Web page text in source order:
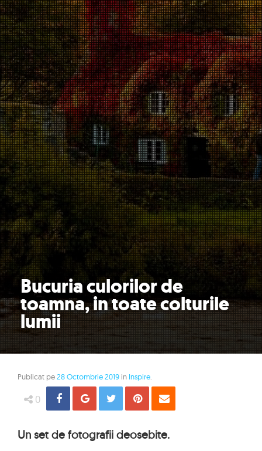
Bucuria culorilor de
toamna, in toate colturile
lumii
Publicat pe28 Octombrie 2019 in Inspire
0 Share Distribuie
Tweet Pin
Un set de fotografii deosebite.